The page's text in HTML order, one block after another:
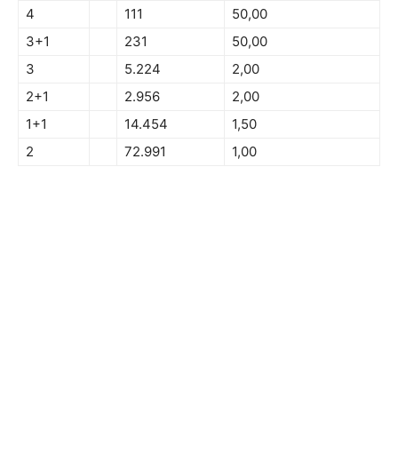
4
111
50,00
3+1
231
50,00
3
5.224
2,00
2+1
2.956
2,00
1+1
14.454
1,50
2
72.991 1,00